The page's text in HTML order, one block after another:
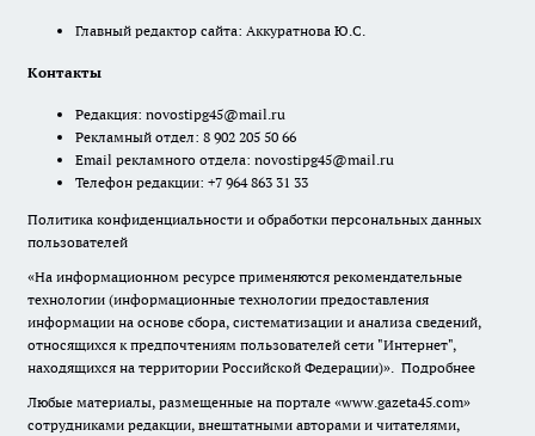
Главный редактор сайта: Аккуратнова Ю.С.
Контакты
Редакция: novostipg45@mail.ru
Рекламный отдел: 8 902 205 50 66
Email рекламного отдела: novostipg45@mail.ru
Телефон редакции: +7 964 863 31 33
Политика конфиденциальности и обработки персональных данных
пользователей
«На информационном ресурсе применяются рекомендательные
технологии (информационные технологии предоставления
информации на основе сбора, систематизации и анализа сведений,
относящихся к предпочтениям пользователей сети "Интернет",
находящихся на территории Российской Федерации)». Подробнее
Любые материалы, размещенные на портале «www.gazeta45.com»
сотрудниками редакции, внештатными авторами и читателями,